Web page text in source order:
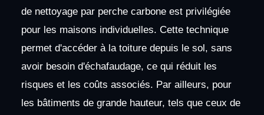
de nettoyage par perche carbone est privilégiée
pour les maisons individuelles. Cette technique
permet d'accéder à la toiture depuis le sol, sans
avoir besoin d'échafaudage, ce qui réduit les
risques et les coûts associés. Par ailleurs, pour
les bâtiments de grande hauteur, tels que ceux de